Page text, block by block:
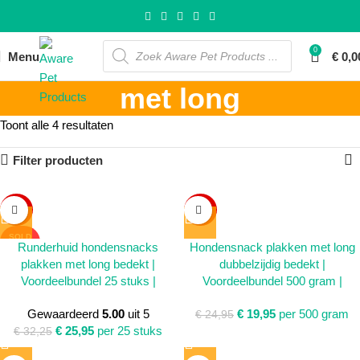
Menu 0 €
met long
Toont alle 4 resultaten
Filter producten
SALE
SOLD
OUT
Runderhuid hondensnacks
plakken met long bedekt |
Voordeelbundel 25 stuks |
Gewaardeerd 5.00uit 5
€32,25 € 25,95 per 25 stuks
SALE
Hondensnack plakken met long
dubbelzijdig bedekt |
Voordeelbundel 500 gram |
€24,95 € 19,95 per 500 gram